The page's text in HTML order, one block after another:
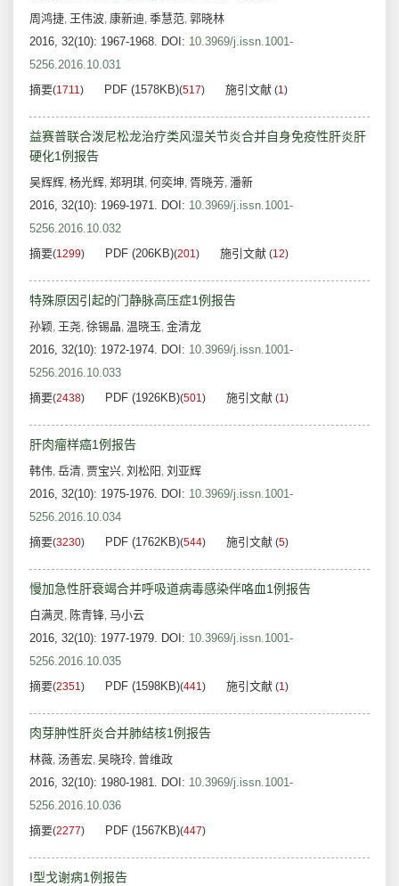
周鸿捷, 王伟波, 康新迪, 季慧范, 郭晓林
2016, 32(10): 1967-1968. DOI: 10.3969/j.issn.1001-
5256.2016.10.031
摘要(1711) PDF (1578KB)(517) 施引文献 (1)
益赛普联合泼尼松龙治疗类风湿关节炎合并自身免疫性肝炎肝
硬化1例报告
吴辉辉, 杨光辉, 郑玥琪, 何奕坤, 胥晓芳, 潘新
2016, 32(10): 1969-1971. DOI: 10.3969/j.issn.1001-
5256.2016.10.032
摘要(1299) PDF (206KB)(201) 施引文献 (12)
特殊原因引起的门静脉高压症1例报告
孙颖, 王尧, 徐锡晶, 温晓玉, 金清龙
2016, 32(10): 1972-1974. DOI: 10.3969/j.issn.1001-
5256.2016.10.033
摘要(2438) PDF (1926KB)(501) 施引文献 (1)
肝肉瘤样癌1例报告
韩伟, 岳清, 贾宝兴, 刘松阳 , 刘亚辉
2016, 32(10): 1975-1976. DOI: 10.3969/j.issn.1001-
5256.2016.10.034
摘要(3230) PDF (1762KB)(544) 施引文献 (5)
慢加急性肝衰竭合并呼吸道病毒感染伴咯血1例报告
白满灵 , 陈青锋, 马小云
2016, 32(10): 1977-1979. DOI: 10.3969/j.issn.1001-
5256.2016.10.035
摘要(2351) PDF (1598KB)(441) 施引文献 (1)
肉芽肿性肝炎合并肺结核1例报告
林薇, 汤善宏, 吴晓玲, 曾维政
2016, 32(10): 1980-1981. DOI: 10.3969/j.issn.1001-
5256.2016.10.036
摘要(2277) PDF (1567KB)(447)
I型戈谢病1例报告